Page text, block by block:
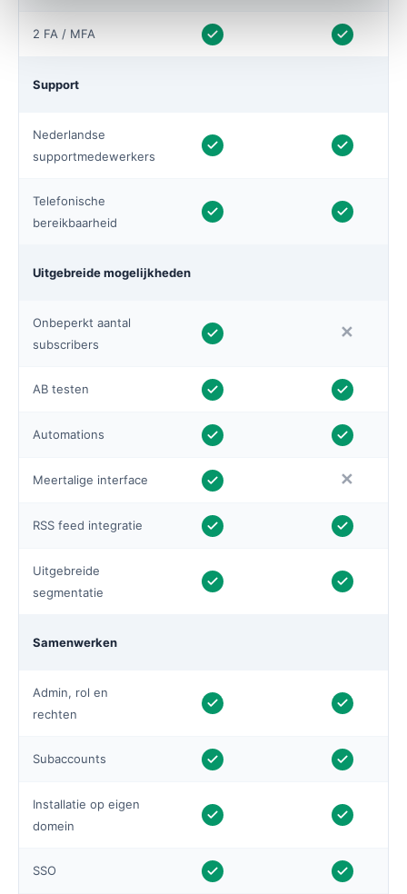
2 FA / MFA
Support
Nederlandse
supportmedewerkers
Telefonische
bereikbaarheid
Uitgebreide mogelijkheden
Onbeperkt aantal
subscribers
✕
AB testen
Automations
Meertalige interface ✕
RSS feed integratie
Uitgebreide
segmentatie
Samenwerken
Admin, rol en
rechten
Subaccounts
Installatie op eigen
domein
SSO